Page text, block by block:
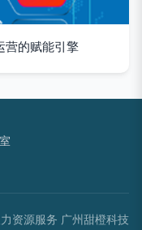
营的赋能引擎
力资源服务 广州甜橙科技